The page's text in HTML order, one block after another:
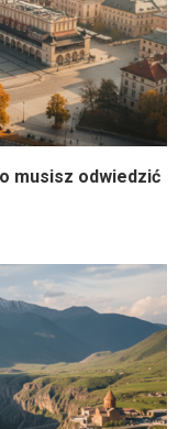
musisz odwiedzić